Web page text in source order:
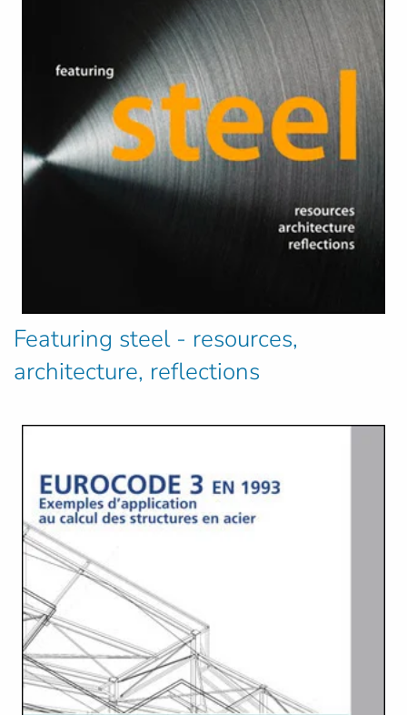
Featuring steel - resources,
architecture, reflections